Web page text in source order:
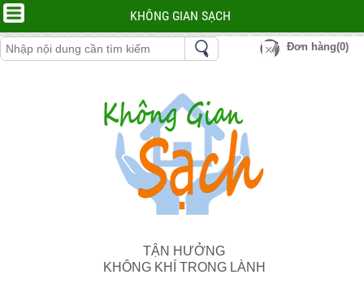
KHÔNG GIAN SẠCH
Đơn hàng(0)
TẬN HƯỞNG
KHÔNG KHÍ TRONG LÀNH